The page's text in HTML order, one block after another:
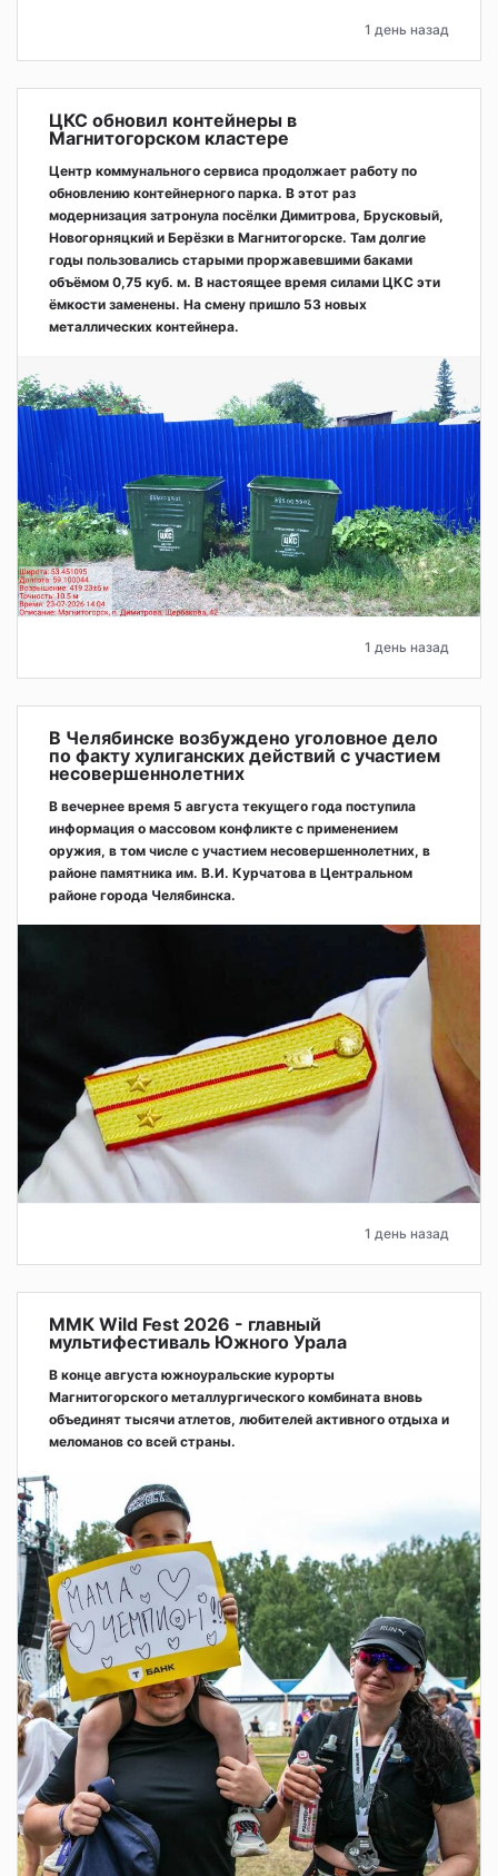
1 день назад
ЦКС обновил контейнеры в
Магнитогорском кластере
Центр коммунального сервиса продолжает работу по
обновлению контейнерного парка. В этот раз
модернизация затронула посёлки Димитрова, Брусковый,
Новогорняцкий и Берёзки в Магнитогорске. Там долгие
годы пользовались старыми проржавевшими баками
объёмом 0,75 куб. м. В настоящее время силами ЦКС эти
ёмкости заменены. На смену пришло 53 новых
металлических контейнера.
1 день назад
В Челябинске возбуждено уголовное дело
по факту хулиганских действий с участием
несовершеннолетних
В вечернее время 5 августа текущего года поступила
информация о массовом конфликте с применением
оружия, в том числе с участием несовершеннолетних, в
районе памятника им. В.И. Курчатова в Центральном
районе города Челябинска.
1 день назад
ММК Wild Fest 2026 - главный
мультифестиваль Южного Урала
В конце августа южноуральские курорты
Магнитогорского металлургического комбината вновь
объединят тысячи атлетов, любителей активного отдыха и
меломанов со всей страны.